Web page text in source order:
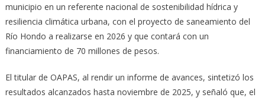
municipio en un referente nacional de sostenibilidad hídrica y
resiliencia climática urbana, con el proyecto de saneamiento del
Río Hondo a realizarse en 2026 y que contará con un
financiamiento de 70 millones de pesos.
El titular de OAPAS, al rendir un informe de avances, sintetizó los
resultados alcanzados hasta noviembre de 2025, y señaló que, el